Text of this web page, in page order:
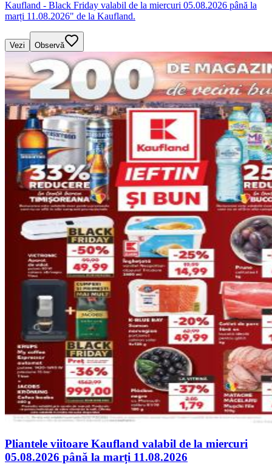
Kaufland - Black Friday valabil de la miercuri 05.08.2026 până la
marți 11.08.2026" de la Kaufland.
Vezi Observă
Pliantele viitoare Kaufland valabil de la miercuri
05.08.2026 până la marți 11.08.2026